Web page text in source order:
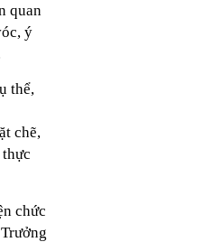
quan
ý
thể,
chẽ,
chức